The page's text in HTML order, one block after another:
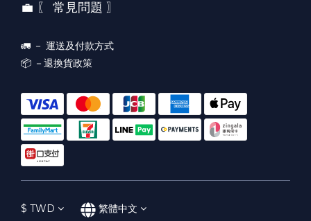
💼 〖 常見問題 〗
🚛 － 運送及付款方式
📦 － 退換貨政策
$ TWD 繁體中文